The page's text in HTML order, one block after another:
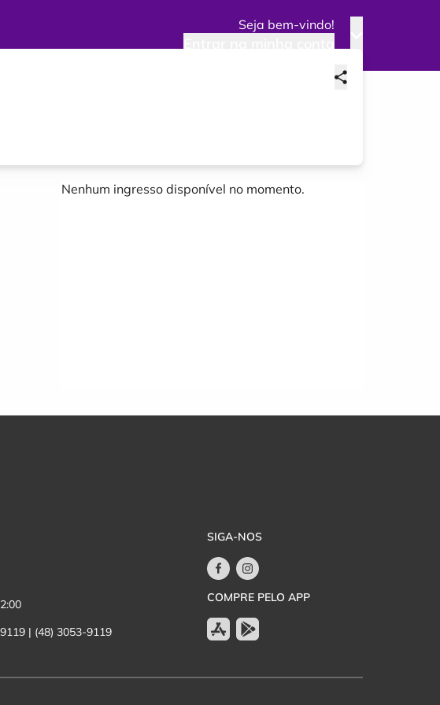
Seja bem-vindo!
Nenhum ingresso disponível no momento.
| (48) 3053-9119
SIGA-NOS
COMPRE PELO APP